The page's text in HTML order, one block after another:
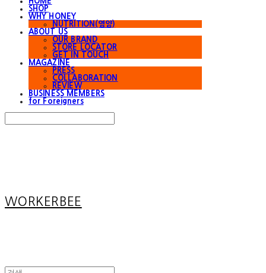
SHOP
WHY HONEY
NUTRITION(영양)
ABOUT US
OUR BRAND
STORE LOCATOR
GET IN TOUCH
MAGAZINE
PRESS
COLLABORATION
REVIEW
BUSINESS MEMBERS
for Foreigners
WORKERBEE